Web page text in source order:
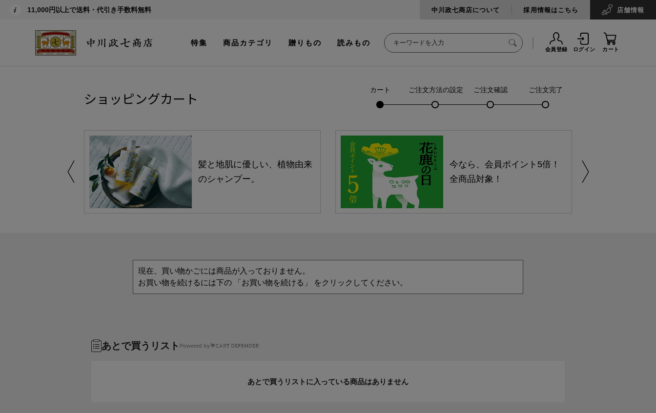
11,000円以上で送料・代引き手数料無料 中川政七商店について 採用情報はこちら 店舗情報
特集 商品カテゴリ 贈りもの 読みもの
会員登録 ログイン カート
ショッピングカート カート ご注文方法の設定 ご注文確認 ご注文完了
髪と地肌に優しい、植物由来
のシャンプー。
今なら、会員ポイント5倍！
全商品対象！
現在、買い物かごには商品が入っておりません。
お買い物を続けるには下の 「お買い物を続ける」 をクリックしてください。
あとで買うリスト Powered by
あとで買うリストに入っている商品はありません